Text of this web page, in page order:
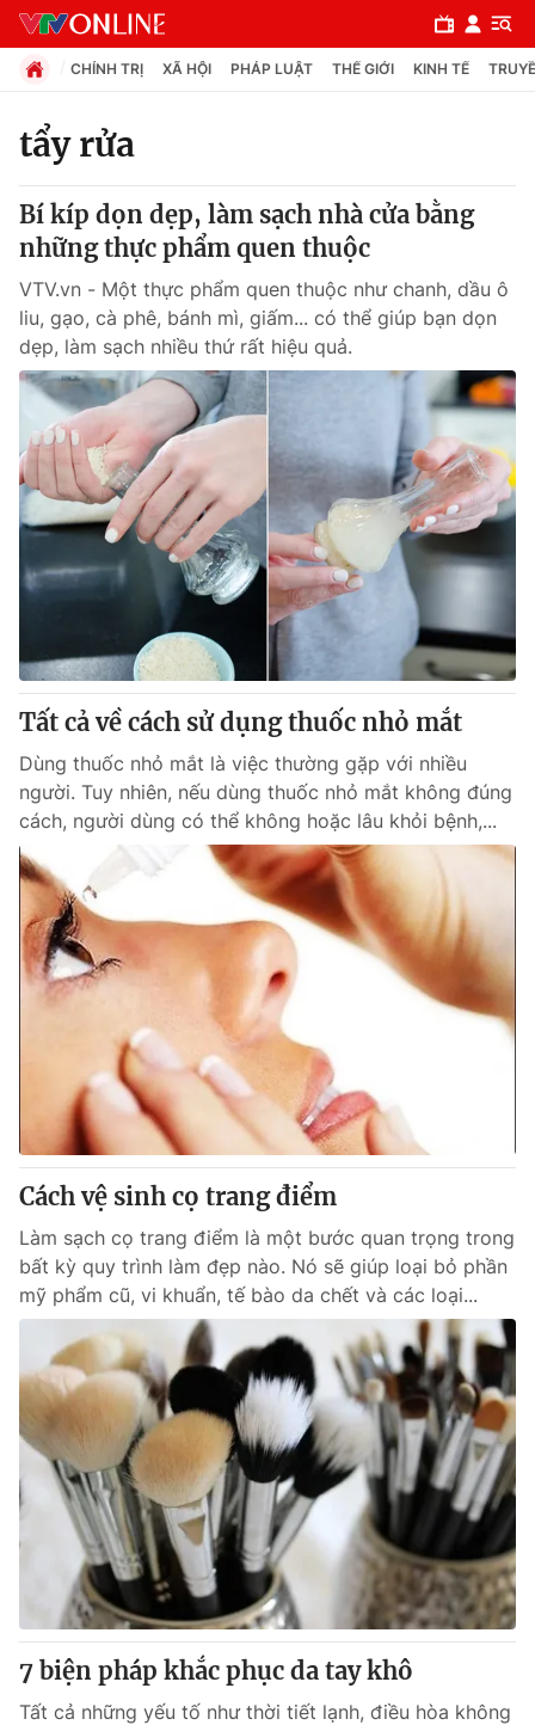
Chuyên mục
Chính trị
Xã hội
Pháp luật
Y tế
Thế giới
Tin tức
Thế giới đó đây
Câu chuyện quốc tế
Kinh tế
Thị trường
Góc doanh nghiệp
Dữ liệu và đời sống
Truyền hình
Phim VTV
Hậu trường
Nhân vật
Khán giả
Giải sao mai
Giải trí
Điện ảnh
Âm nhạc
Sao
Đời sống
Du lịch
Làm đẹp
Chất lượng cuộc sống
Giáo dục
Tuyển sinh
Học trực tuyến
Công nghệ
Hitech Công nghệ tương lai
Sản phẩm
Thị trường
Tư vấn
Giao lưu trực tuyến
Lịch phát sóng
Chuyên mục khác
Emagazine Podcast
Photo Infographic
Video Shorts video
VTV Money VTV Thể thao
VTV Sức khoẻ Bất động sản
Thị trường 24h Tấm lòng Việt
VTV4 Vươn mình bằng AI
CHÍNH TRỊ XÃ HỘI PHÁP LUẬT THẾ GIỚI KINH TẾ
tẩy rửa
Bí kíp dọn dẹp, làm sạch nhà cửa bằng
những thực phẩm quen thuộc
VTV.vn - Một thực phẩm quen thuộc như chanh, dầu ô
liu, gạo, cà phê, bánh mì, giấm... có thể giúp bạn dọn
dẹp, làm sạch nhiều thứ rất hiệu quả.
Tất cả về cách sử dụng thuốc nhỏ mắt
Dùng thuốc nhỏ mắt là việc thường gặp với nhiều
người. Tuy nhiên, nếu dùng thuốc nhỏ mắt không đúng
cách, người dùng có thể không hoặc lâu khỏi bệnh,...
Cách vệ sinh cọ trang điểm
Làm sạch cọ trang điểm là một bước quan trọng trong
bất kỳ quy trình làm đẹp nào. Nó sẽ giúp loại bỏ phần
mỹ phẩm cũ, vi khuẩn, tế bào da chết và các loại...
7 biện pháp khắc phục da tay khô
Tất cả những yếu tố như thời tiết lạnh, điều hòa không